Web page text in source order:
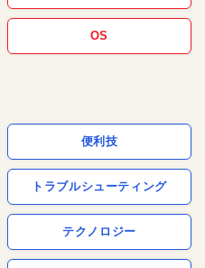
OS
便利技
トラブルシューティング
テクノロジー